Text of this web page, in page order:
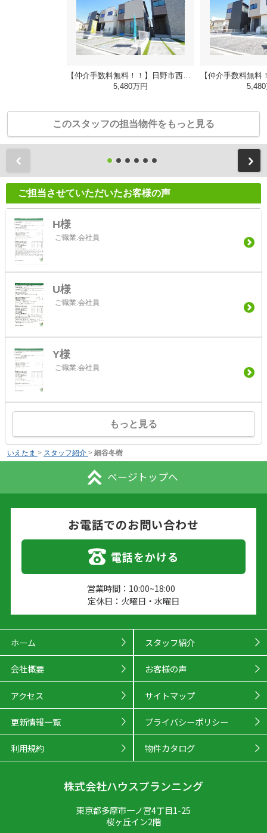
5,480万円
このスタッフの担当物件をもっと見る
ご担当させていただいたお客様の声
H様
ご職業:会社員
U様
ご職業:会社員
Y様
ご職業:会社員
もっと見る
いえたま > スタッフ紹介 > 細谷冬樹
ページトップへ
お電話でのお問い合わせ
電話をかける
営業時間：10:00~18:00
定休日：火曜日・水曜日
ホーム スタッフ紹介
会社概要 お客様の声
アクセス サイトマップ
更新情報一覧 プライバシーポリシー
利用規約 物件カタログ
株式会社ハウスプランニング
東京都多摩市一ノ宮4丁目1-25
桜ヶ丘イン2階